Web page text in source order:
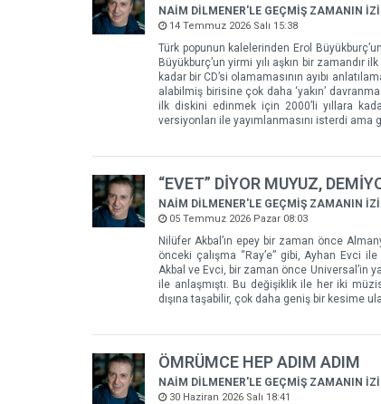
NAİM DİLMENER'LE GEÇMİŞ ZAMANIN
14 Temmuz 2026 Salı 15:38
Türk popunun kalelerinden Erol
Büyükburç’un yirmi yılı aşkın bir
kadar bir CD’si olamamasının ayıbı
alabilmiş birisine çok daha ‘yakın’
ilk diskini edinmek için 2000’li yıllara
versiyonları ile yayımlanmasını isterdi
“EVET” DİYOR MUYUZ,
NAİM DİLMENER'LE GEÇMİŞ ZAMANIN
05 Temmuz 2026 Pazar 08:03
Nilüfer Akbal’ın epey bir zaman önce
önceki çalışma “Ray’e” gibi, Ayhan Evci
Akbal ve Evci, bir zaman önce Universal’in
ile anlaşmıştı. Bu değişiklik ile her iki
dışına taşabilir, çok daha geniş bir kesime
ÖMRÜMCE HEP ADIM ADIM
NAİM DİLMENER'LE GEÇMİŞ ZAMANIN
30 Haziran 2026 Salı 18:41